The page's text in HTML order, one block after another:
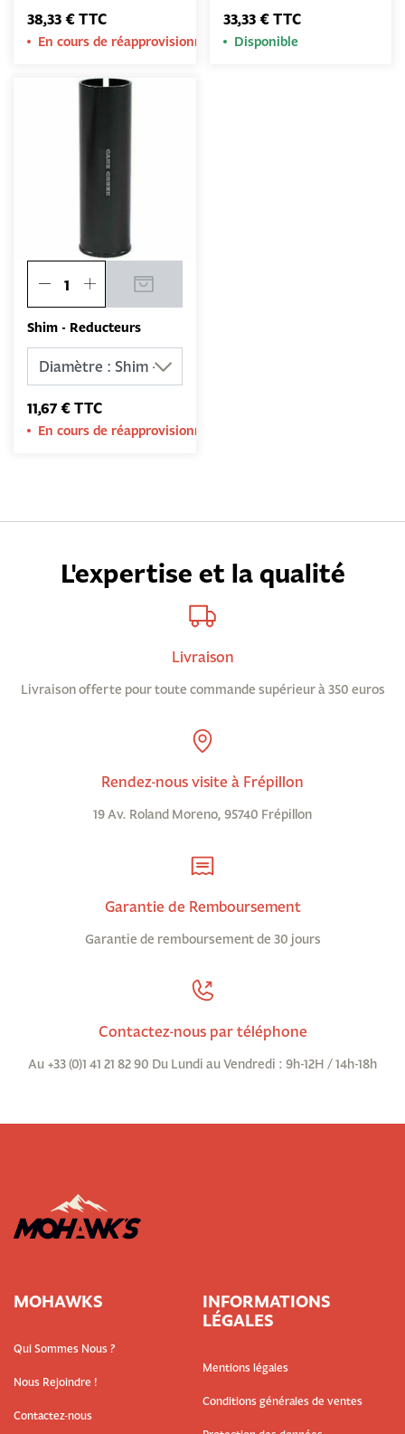
38,33 € TTC
En cours de réapprovisionnement
33,33 € TTC
Disponible
Shim - Reducteurs
11,67 € TTC
En cours de réapprovisionnement
L'expertise et la qualité
Livraison
Livraison offerte pour toute commande supérieur à 350 euros
Rendez-nous visite à Frépillon
19 Av. Roland Moreno, 95740 Frépillon
Garantie de Remboursement
Garantie de remboursement de 30 jours
Contactez-nous par téléphone
Au +33 (0)1 41 21 82 90 Du Lundi au Vendredi : 9h-12H / 14h-18h
MOHAWKS
Qui Sommes Nous ?
Nous Rejoindre !
Contactez-nous
INFORMATIONS
LÉGALES
Mentions légales
Conditions générales de ventes